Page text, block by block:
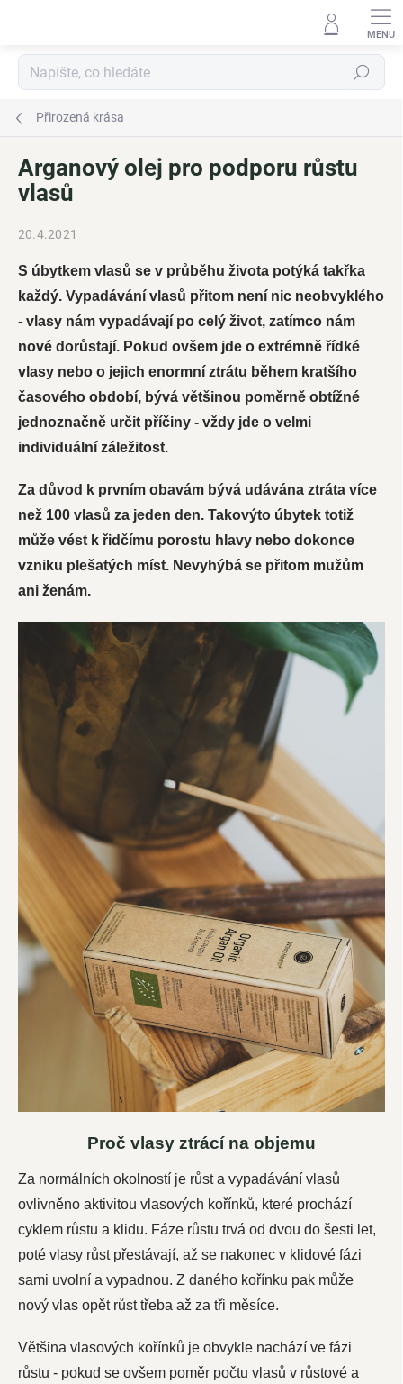
Hledat
Přirozená krása
Arganový olej pro podporu růstu
vlasů
20.4.2021
S úbytkem vlasů se v průběhu života potýká takřka
každý. Vypadávání vlasů přitom není nic neobvyklého
- vlasy nám vypadávají po celý život, zatímco nám
nové dorůstají. Pokud ovšem jde o extrémně řídké
vlasy nebo o jejich enormní ztrátu během kratšího
časového období, bývá většinou poměrně obtížné
jednoznačně určit příčiny - vždy jde o velmi
individuální záležitost.
Za důvod k prvním obavám bývá udávána ztráta více
než 100 vlasů za jeden den. Takovýto úbytek totiž
může vést k řidčímu porostu hlavy nebo dokonce
vzniku plešatých míst. Nevyhýbá se přitom mužům
ani ženám.
Proč vlasy ztrácí na objemu
Za normálních okolností je růst a vypadávání vlasů
ovlivněno aktivitou vlasových kořínků, které prochází
cyklem růstu a klidu. Fáze růstu trvá od dvou do šesti let,
poté vlasy růst přestávají, až se nakonec v klidové fázi
sami uvolní a vypadnou. Z daného kořínku pak může
nový vlas opět růst třeba až za tři měsíce.
Většina vlasových kořínků je obvykle nachází ve fázi
růstu - pokud se ovšem poměr počtu vlasů v růstové a